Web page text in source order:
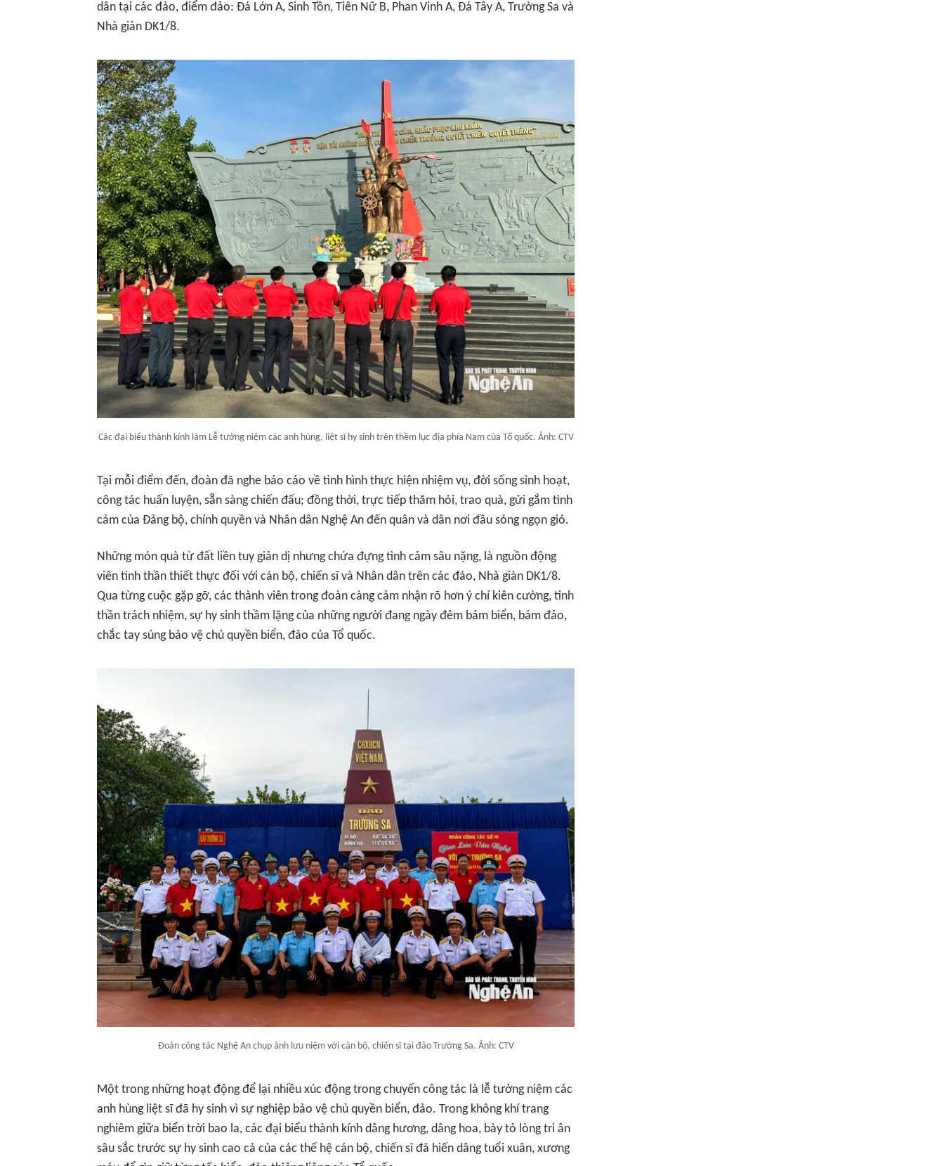
dân tại các đảo, điểm đảo: Đá Lớn A, Sinh Tồn, Tiên Nữ B, Phan Vinh A, Đá Tây A, Trường Sa và
Nhà giàn DK1/8.
Các đại biểu thành kính làm Lễ tưởng niệm các anh hùng, liệt sĩ hy sinh trên thềm lục địa phía Nam của Tổ quốc. Ảnh: CTV
Tại mỗi điểm đến, đoàn đã nghe báo cáo về tình hình thực hiện nhiệm vụ, đời sống sinh hoạt,
công tác huấn luyện, sẵn sàng chiến đấu; đồng thời, trực tiếp thăm hỏi, trao quà, gửi gắm tình
cảm của Đảng bộ, chính quyền và Nhân dân Nghệ An đến quân và dân nơi đầu sóng ngọn gió.
Những món quà từ đất liền tuy giản dị nhưng chứa đựng tình cảm sâu nặng, là nguồn động
viên tinh thần thiết thực đối với cán bộ, chiến sĩ và Nhân dân trên các đảo, Nhà giàn DK1/8.
Qua từng cuộc gặp gỡ, các thành viên trong đoàn càng cảm nhận rõ hơn ý chí kiên cường, tinh
thần trách nhiệm, sự hy sinh thầm lặng của những người đang ngày đêm bám biển, bám đảo,
chắc tay súng bảo vệ chủ quyền biển, đảo của Tổ quốc.
Đoàn công tác Nghệ An chụp ảnh lưu niệm với cán bộ, chiến sĩ tại đảo Trường Sa. Ảnh: CTV
Một trong những hoạt động để lại nhiều xúc động trong chuyến công tác là lễ tưởng niệm các
anh hùng liệt sĩ đã hy sinh vì sự nghiệp bảo vệ chủ quyền biển, đảo. Trong không khí trang
nghiêm giữa biển trời bao la, các đại biểu thành kính dâng hương, dâng hoa, bày tỏ lòng tri ân
sâu sắc trước sự hy sinh cao cả của các thế hệ cán bộ, chiến sĩ đã hiến dâng tuổi xuân, xương